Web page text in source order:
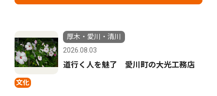
文化
厚木・愛川・清川
2026.08.03
道行く人を魅了 愛川町の大光工務店